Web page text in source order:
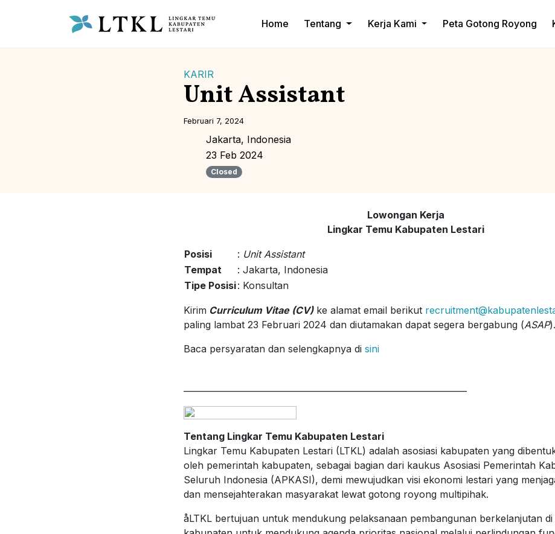
Home Tentang Kerja Kami Peta Gotong Royong
KARIR
Unit Assistant
Februari 7, 2024
Jakarta, Indonesia
23 Feb 2024
Closed
Lowongan Kerja
Lingkar Temu Kabupaten Lestari
Posisi : Unit Assistant
Tempat
: Jakarta, Indonesia
Tipe Posisi: Konsultan
Kirim Curriculum Vitae (CV)ke alamat email berikut
paling lambat 23 Februari 2024 dan diutamakan dapat segera bergabung (ASAP).
Baca persyaratan dan selengkapnya di sini
Tentang Lingkar Temu Kabupaten Lestari
Lingkar Temu Kabupaten Lestari (LTKL) adalah asosiasi kabupaten yang
oleh pemerintah kabupaten, sebagai bagian dari kaukus Asosiasi Pemerintah
Seluruh Indonesia (APKASI), demi mewujudkan visi ekonomi lestari yang
dan mensejahterakan masyarakat lewat gotong royong multipihak.
åLTKL bertujuan untuk mendukung pelaksanaan pembangunan berkelanjutan